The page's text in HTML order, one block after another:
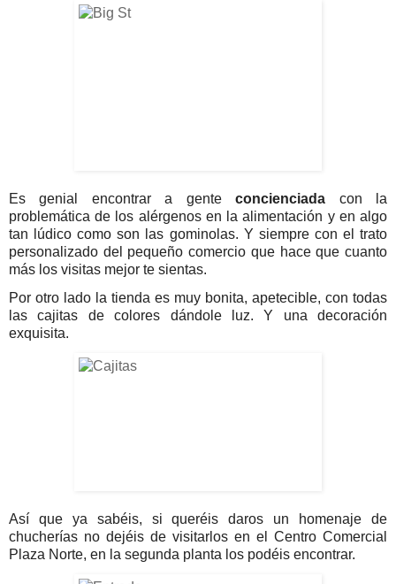
Es genial encontrar a genteconcienciada con la
problemática de los alérgenos en la alimentación y en algo
tan lúdico como son las gominolas. Y siempre con el trato
personalizado del pequeño comercio que hace que cuanto
más los visitas mejor te sientas.
Por otro lado la tienda es muy bonita, apetecible, con todas
las cajitas de colores dándole luz. Y una decoración
exquisita.
Así que ya sabéis, si queréis daros un homenaje de
chucherías no dejéis de visitarlos en el Centro Comercial
Plaza Norte, en la segunda planta los podéis encontrar.